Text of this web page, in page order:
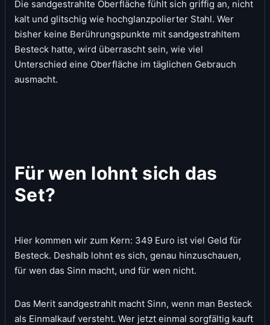
Die sandgestrahlte Oberfläche fühlt sich griffig an, nicht
kalt und glitschig wie hochglanzpolierter Stahl. Wer
bisher keine Berührungspunkte mit sandgestrahltem
Besteck hatte, wird überrascht sein, wie viel
Unterschied eine Oberfläche im täglichen Gebrauch
ausmacht.
Für wen lohnt sich das
Set?
Hier kommen wir zum Kern: 349 Euro ist viel Geld für
Besteck. Deshalb lohnt es sich, genau hinzuschauen,
für wen das Sinn macht, und für wen nicht.
Das Merit sandgestrahlt macht Sinn, wenn man Besteck
als Einmalkauf versteht. Wer jetzt einmal sorgfältig kauft